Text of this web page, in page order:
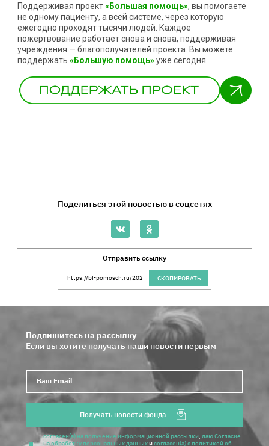
Поддерживая проект«Большая помощь», вы помогаете
не одному пациенту, а всей системе, через которую
ежегодно проходят тысячи людей. Каждое
пожертвование работает снова и снова, поддерживая
учреждения — благополучателей проекта. Вы можете
поддержать «Большую помощь»уже сегодня.
Поделиться этой новостью в соцсетях
Отправить ссылку
Ссылка на сайт Благотворительного Фонда
СКОПИРОВАТЬ
Подпишитесь на рассылку
Если вы хотите получать наши новости первым
Получать новости фонда
согласен(а) на получение информационной рассылки, даю Согласие
на обработку персональных данныхисогласен(а) с политикой об